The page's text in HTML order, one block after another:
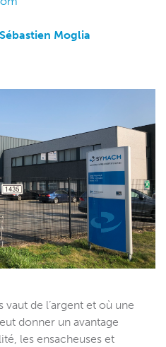
Moglia
de l’argent et où une
donner un avantage
les ensacheuses et